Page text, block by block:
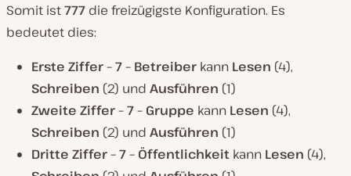
Somit ist777 die freizügigste Konfiguration. Es
bedeutet dies:
Erste Ziffer – 7 – Betreiber kann Lesen (4),
Schreiben (2) und Ausführen (1)
Zweite Ziffer – 7 – Gruppe kann Lesen (4),
Schreiben (2) und Ausführen (1)
Dritte Ziffer – 7 – Öffentlichkeit kann Lesen (4),